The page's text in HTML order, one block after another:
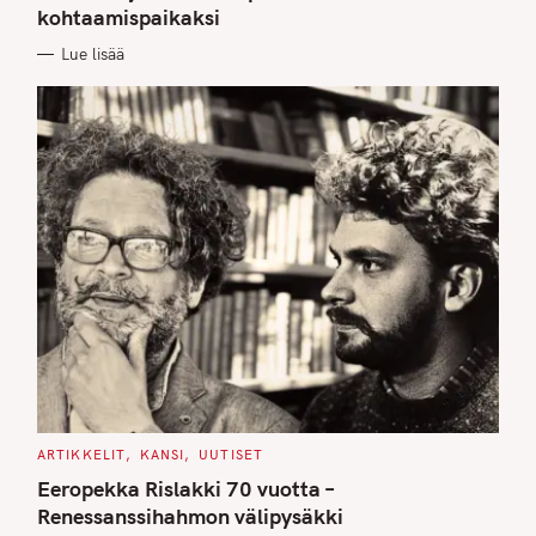
R
I
S
kohtaamispaikaksi
Lue lisää
C
T
E
G
O
ARTIKKELIT KANSI UUTISET
Eeropekka Rislakki 70 vuotta –
Renessanssihahmon välipysäkki